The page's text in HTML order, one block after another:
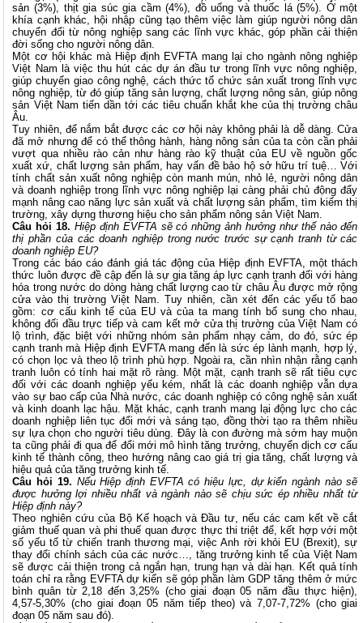
sản (3%), thịt gia súc gia cầm (4%), đồ uống và thuốc lá (5%). Ở một
khía cạnh khác, hội nhập cũng tạo thêm việc làm giúp người nông dân
chuyển đổi từ nông nghiệp sang các lĩnh vực khác, góp phần cải thiện
đời sống cho người nông dân.
Một cơ hội khác mà Hiệp định EVFTA mang lại cho ngành nông nghiệp
Việt Nam là việc thu hút các dự án đầu tư trong lĩnh vực nông nghiệp,
giúp chuyển giao công nghệ, cách thức tổ chức sản xuất trong lĩnh vực
nông nghiệp, từ đó giúp tăng sản lượng, chất lượng nông sản, giúp nông
sản Việt Nam tiến dần tới các tiêu chuẩn khắt khe của thị trường châu
Âu.
Tuy nhiên, để nắm bắt được các cơ hội này không phải là dễ dàng. Cửa
đã mở nhưng để có thể thông hành, hàng nông sản của ta còn cần phải
vượt qua nhiều rào cản như hàng rào kỹ thuật của EU về nguồn gốc
xuất xứ, chất lượng sản phẩm, hay vấn đề bảo hộ sở hữu trí tuệ… Với
tính chất sản xuất nông nghiệp còn manh mún, nhỏ lẻ, người nông dân
và doanh nghiệp trong lĩnh vực nông nghiệp lại càng phải chủ động đẩy
mạnh nâng cao năng lực sản xuất và chất lượng sản phẩm, tìm kiếm thị
trường, xây dựng thương hiệu cho sản phẩm nông sản Việt Nam.
Câu hỏi 18. Hiệp định EVFTA sẽ có những ảnh hưởng như thế nào đến
thị phần của các doanh nghiệp trong nước trước sự cạnh tranh từ các
doanh nghiệp EU?
Trong các báo cáo đánh giá tác động của Hiệp định EVFTA, một thách
thức luôn được đề cập đến là sự gia tăng áp lực cạnh tranh đối với hàng
hóa trong nước do dòng hàng chất lượng cao từ châu Âu được mở rộng
cửa vào thị trường Việt Nam. Tuy nhiên, cần xét đến các yếu tố bao
gồm: cơ cấu kinh tế của EU và của ta mang tính bổ sung cho nhau,
không đối đầu trực tiếp và cam kết mở cửa thị trường của Việt Nam có
lộ trình, đặc biệt với những nhóm sản phẩm nhạy cảm, do đó, sức ép
cạnh tranh mà Hiệp định EVFTA mang đến là sức ép lành mạnh, hợp lý,
có chọn lọc và theo lộ trình phù hợp. Ngoài ra, cần nhìn nhận rằng cạnh
tranh luôn có tính hai mặt rõ ràng. Một mặt, cạnh tranh sẽ rất tiêu cực
đối với các doanh nghiệp yếu kém, nhất là các doanh nghiệp vẫn dựa
vào sự bao cấp của Nhà nước, các doanh nghiệp có công nghệ sản xuất
và kinh doanh lạc hậu. Mặt khác, cạnh tranh mang lại động lực cho các
doanh nghiệp liên tục đổi mới và sáng tạo, đồng thời tạo ra thêm nhiều
sự lựa chọn cho người tiêu dùng. Đây là con đường mà sớm hay muộn
ta cũng phải đi qua để đổi mới mô hình tăng trưởng, chuyển dịch cơ cấu
kinh tế thành công, theo hướng nâng cao giá trị gia tăng, chất lượng và
hiệu quả của tăng trưởng kinh tế.
Câu hỏi 19. Nếu Hiệp định EVFTA có hiệu lực, dự kiến ngành nào sẽ
được hưởng lợi nhiều nhất và ngành nào sẽ chịu sức ép nhiều nhất từ
Hiệp định này?
Theo nghiên cứu của Bộ Kế hoạch và Đầu tư, nếu các cam kết về cắt
giảm thuế quan và phi thuế quan được thực thi triệt để, kết hợp với một
số yếu tố từ chiến tranh thương mại, việc Anh rời khỏi EU (Brexit), sự
thay đổi chính sách của các nước…, tăng trưởng kinh tế của Việt Nam
sẽ được cải thiện trong cả ngắn hạn, trung hạn và dài hạn. Kết quả tính
toán chỉ ra rằng EVFTA dự kiến sẽ góp phần làm GDP tăng thêm ở mức
bình quân từ 2,18 đến 3,25% (cho giai đoạn 05 năm đầu thực hiện),
4,57-5,30% (cho giai đoạn 05 năm tiếp theo) và 7,07-7,72% (cho giai
đoạn 05 năm sau đó).